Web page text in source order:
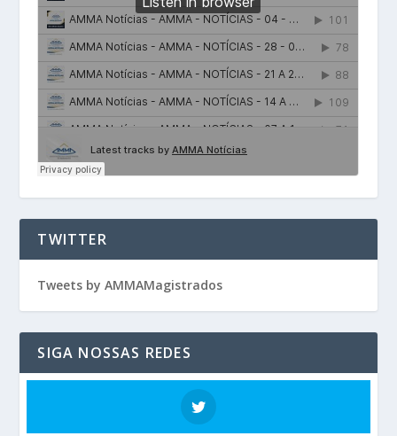
TWITTER
Tweets by AMMAMagistrados
SIGA NOSSAS REDES